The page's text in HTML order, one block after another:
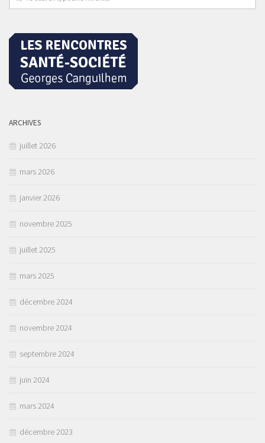
ARCHIVES
juillet 2026
mars 2026
janvier 2026
novembre 2025
juillet 2025
mars 2025
décembre 2024
novembre 2024
septembre 2024
juin 2024
mars 2024
décembre 2023